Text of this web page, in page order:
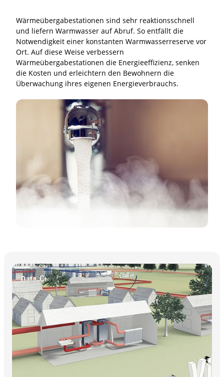
Wärmeübergabestationen sind sehr reaktionsschnell
und liefern Warmwasser auf Abruf. So entfällt die
Notwendigkeit einer konstanten Warmwasserreserve vor
Ort. Auf diese Weise verbessern
Wärmeübergabestationen die Energieeffizienz, senken
die Kosten und erleichtern den Bewohnern die
Überwachung ihres eigenen Energieverbrauchs.